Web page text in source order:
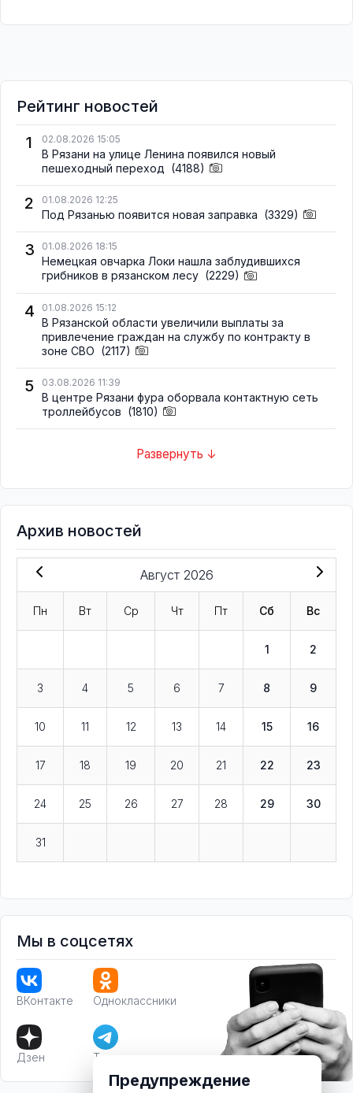
Рейтинг новостей
1
02.08.2026 15:05
В Рязани на улице Ленина появился новый
пешеходный переход (4188)
2 01.08.2026 12:25
Под Рязанью появится новая заправка (3329)
3 01.08.2026 18:15
Немецкая овчарка Локи нашла заблудившихся
грибников в рязанском лесу (2229)
4 01.08.2026 15:12
В Рязанской области увеличили выплаты за
привлечение граждан на службу по контракту в
зоне СВО (2117)
5 03.08.2026 11:39
В центре Рязани фура оборвала контактную сеть
троллейбусов (1810)
Развернуть ↓
Архив новостей
Август 2026
Пн Вт Ср Чт Пт Сб Вс
1 2
3 4 5 6 7 8 9
10 11 12 13 14 15 16
17 18 19 20 21 22 23
24 25 26 27 28 29 30
31
Мы в соцсетях
ВКонтакте Одноклассники
Дзен Телеграм
Предупреждение